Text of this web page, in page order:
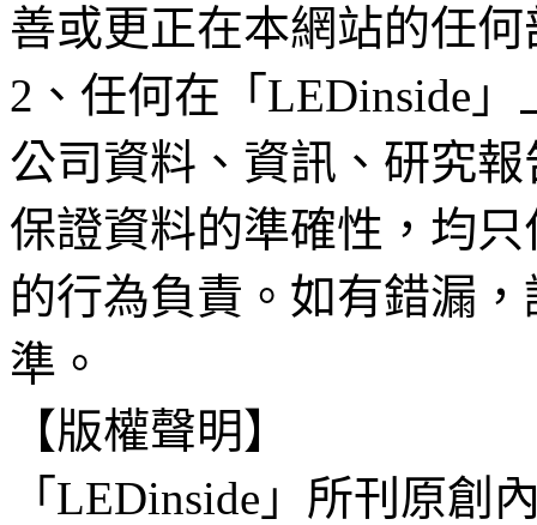
善或更正在本網站的任
2、任何在「LEDinside
公司資料、資訊、研究
保證資料的準確性，均
的行為負責。如有錯漏
準。
【版權聲明】
「LEDinside」所刊原創